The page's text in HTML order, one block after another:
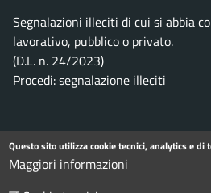
Segnalazioni illeciti di cui si abbia
lavorativo, pubblico o privato.
(D.L. n. 24/2023)
Procedi:segnalazione illeciti
SEGUICI SU
Facebook
Instagram
Telegram
TwitterWhatsApp
YouTube
Questo sito utilizza cookie tecnici, analytics e di
Maggiori informazioni